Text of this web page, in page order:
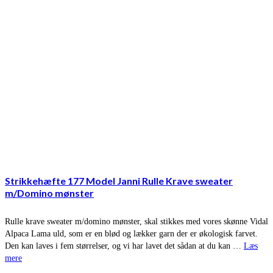
Strikkehæfte 177 Model Janni Rulle Krave sweater
m/Domino mønster
Rulle krave sweater m/domino mønster, skal stikkes med vores skønne Vidal
Alpaca Lama uld, som er en blød og lækker garn der er økologisk farvet.
Den kan laves i fem størrelser, og vi har lavet det sådan at du kan … Læs
mere